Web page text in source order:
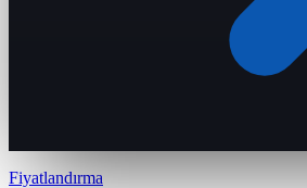
Fiyatlandırma